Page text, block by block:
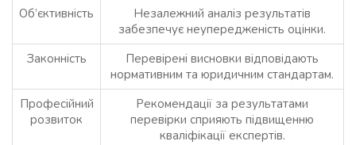
Об’єктивність
Незалежний аналіз результатів
забезпечує неупередженість оцінки.
Законність
Перевірені висновки відповідають
нормативним та юридичним стандартам.
Професійний
розвиток
Рекомендації за результатами
перевірки сприяють підвищенню
кваліфікації експертів.